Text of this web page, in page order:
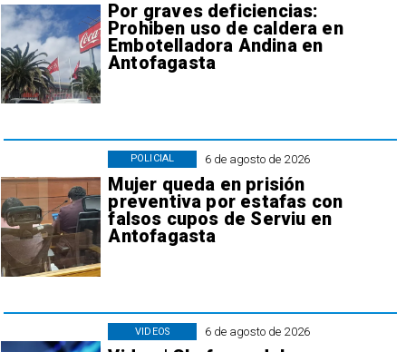
Por graves deficiencias:
Prohiben uso de caldera en
Embotelladora Andina en
Antofagasta
6 de agosto de 2026
Mujer queda en prisión
preventiva por estafas con
falsos cupos de Serviu en
Antofagasta
POLICIAL
6 de agosto de 2026
VIDEOS